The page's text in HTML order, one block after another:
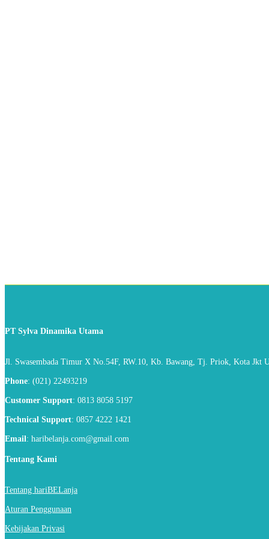
PT Sylva Dinamika Utama
Jl. Swasembada Timur X No.54F, RW.10, Kb. Bawang, Tj. Priok, Kota Jkt
Phone: (021) 22493219
Customer Support: 0813 8058 5197
Technical Support: 0857 4222 1421
Email: haribelanja.com@gmail.com
Tentang Kami
Tentang hariBELanja
Aturan Penggunaan
Kebijakan Privasi